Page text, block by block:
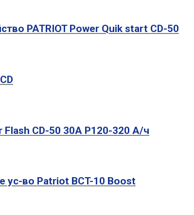
PATRIOT Power Quik start CD-50
CD-50 30A P120-320 A/ч
ус-во Patriot BCT-10 Boost